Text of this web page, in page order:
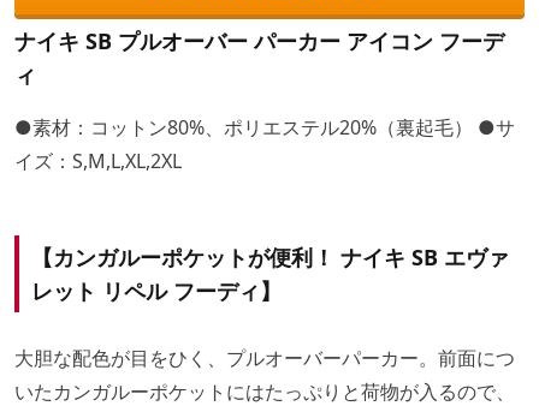
ナイキ SB プルオーバー パーカー アイコン フーデ
ィ
●素材：コットン80%、ポリエステル20%（裏起毛） ●サ
イズ：S,M,L,XL,2XL
【カンガルーポケットが便利！ ナイキ SB エヴァ
レット リペル フーディ】
大胆な配色が目をひく、プルオーバーパーカー。前面につ
いたカンガルーポケットにはたっぷりと荷物が入るので、